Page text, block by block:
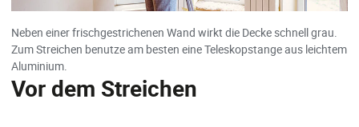
Neben einer frischgestrichenen Wand wirkt die Decke schnell grau.
Zum Streichen benutze am besten eine Teleskopstange aus leichtem
Aluminium.
Vor dem Streichen